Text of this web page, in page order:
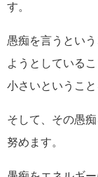
す。
愚痴を言うとい
ようとしている
小さいというこ
そして、その愚
努めます。